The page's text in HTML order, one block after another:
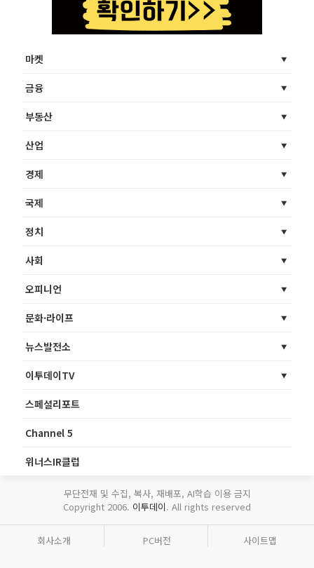
마켓
금융
부동산
산업
경제
국제
정치
사회
오피니언
문화·라이프
뉴스발전소
이투데이TV
스페셜리포트
Channel 5
위너스IR클럽
무단전재 및 수집, 복사, 재배포, AI학습 이용 금지
Copyright 2006. 이투데이. All rights reserved
회사소개 PC버전 사이트맵